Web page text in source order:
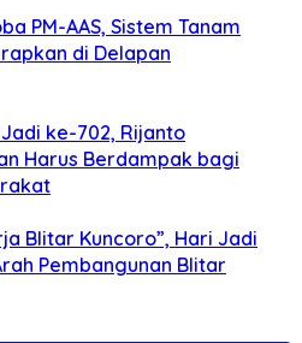
PM-AAS, Sistem Tanam
di Delapan
ke-702, Rijanto
Harus Berdampak bagi
Blitar Kuncoro”, Hari Jadi
Pembangunan Blitar